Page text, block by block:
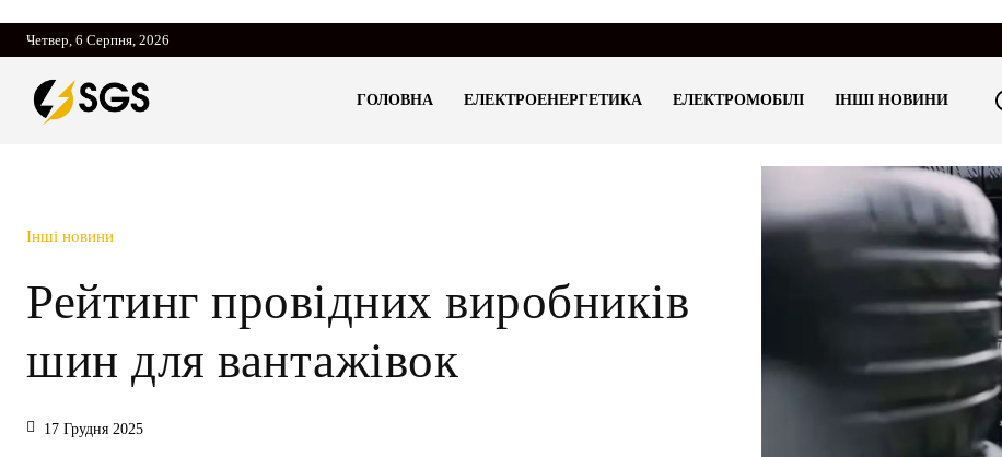
Четвер, 6 Серпня, 2026
ГОЛОВНА ЕЛЕКТРОЕНЕРГЕТИКА ЕЛЕКТРОМОБІЛІ ІНШІ НОВИНИ
Інші новини
Рейтинг провідних виробників
шин для вантажівок
17 Грудня 2025